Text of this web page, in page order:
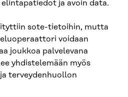
ja avoin data.
sote-tietoihin, mutta
voidaan
joukkoa palvelevana
yhdistelemään myös
terveydenhuollon